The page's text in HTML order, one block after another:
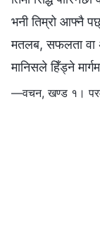
भनी तिम्रो आफ्नै
मतलब, सफलता
मानिसले हिँड्ने
—वचन, खण्ड १।